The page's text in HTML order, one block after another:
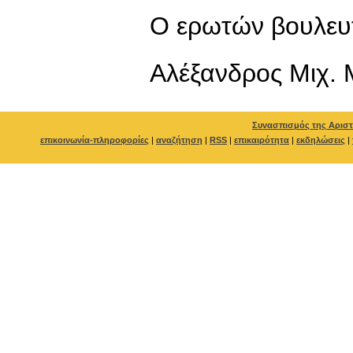
Ο ερωτών
Αλέξανδρος Μιχ.
Συνασπισμός της
επικοινωνία-πληροφορίες | αναζήτηση | RSS | επικαιρότητα | εκδηλώσεις |